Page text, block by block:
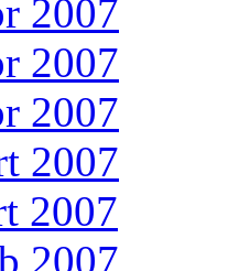
2007
2007
2007
2007
2007
2007